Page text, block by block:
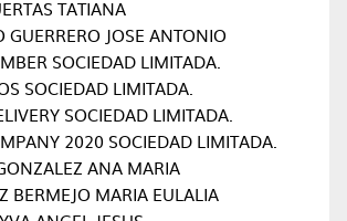
TATIANA
GUERRERO JOSE ANTONIO
SOCIEDAD LIMITADA.
SOCIEDAD LIMITADA.
SOCIEDAD LIMITADA.
2020 SOCIEDAD LIMITADA.
ANA MARIA
BERMEJO MARIA EULALIA